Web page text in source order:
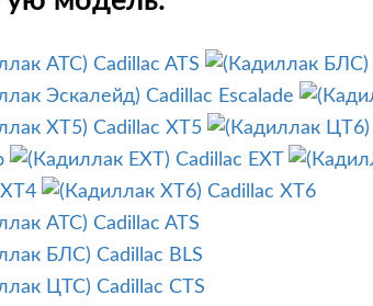
Cadillac ATS
Cadillac Escalade
Cadillac XT5
Cadillac EXT
Cadillac XT6
Cadillac ATS
Cadillac BLS
Cadillac CTS